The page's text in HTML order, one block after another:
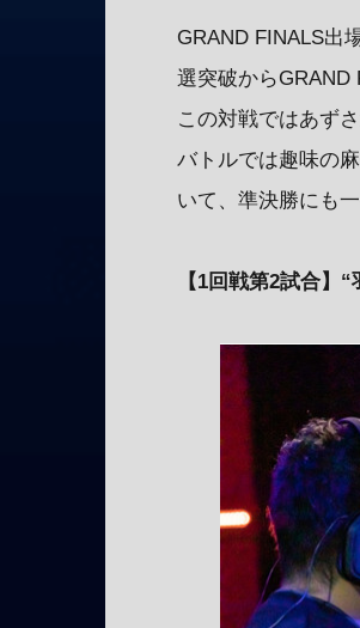
GRAND FINALS出
選突破からGRAND
この対戦ではあず
バトルでは趣味の
いて、準決勝にも
【1回戦第2試合】